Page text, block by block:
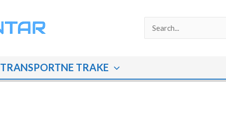
Search
TRANSPORTNE TRAKE